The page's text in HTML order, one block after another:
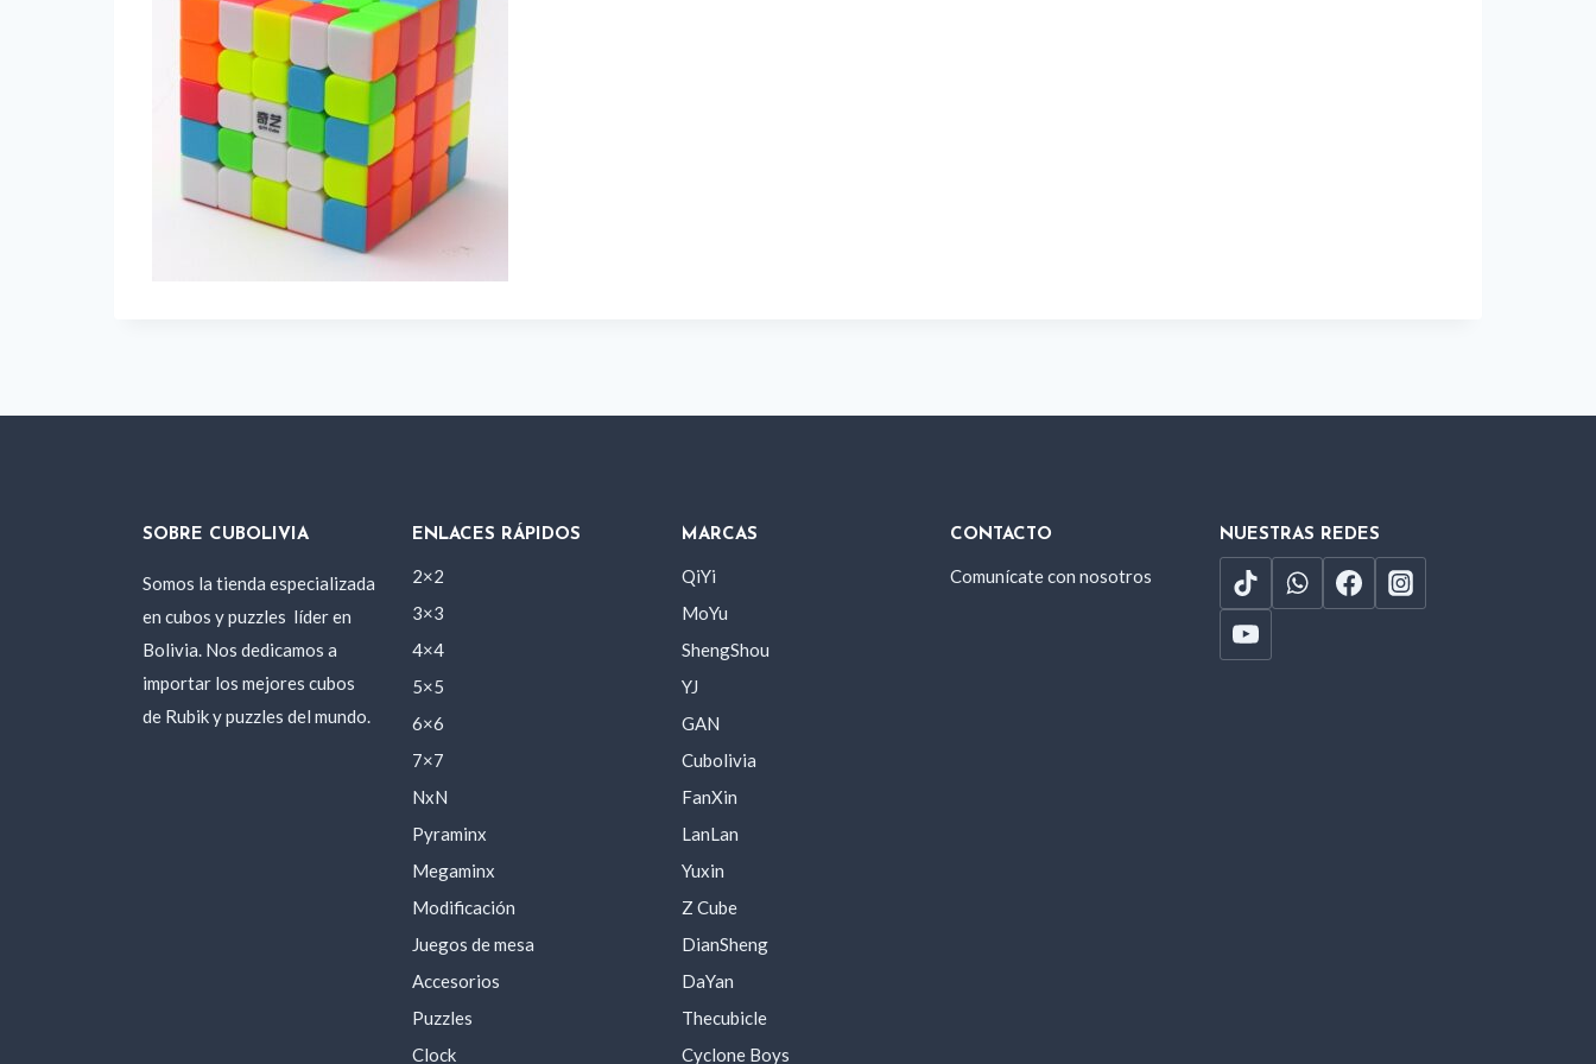
SOBRE CUBOLIVIA
Somos la tienda especializada
en cubos y puzzles líder en
Bolivia. Nos dedicamos a
importar los mejores cubos
de Rubik y puzzles del mundo.
ENLACES RÁPIDOS
2×2
3×3
4×4
5×5
6×6
7×7
NxN
Pyraminx
Megaminx
Modificación
Juegos de mesa
Accesorios
Puzzles
Clock
MARCAS
QiYi
MoYu
ShengShou
YJ
GAN
Cubolivia
FanXin
LanLan
Yuxin
Z Cube
DianSheng
DaYan
Thecubicle
Cyclone Boys
CONTACTO
Comunícate con nosotros
NUESTRAS REDES